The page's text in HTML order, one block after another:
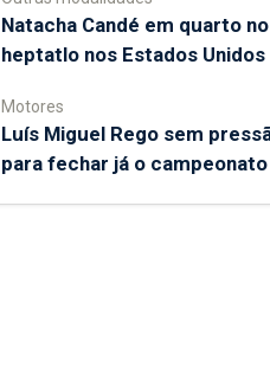
Natacha Candé em quarto no
heptatlo nos Estados Unidos
Motores
Luís Miguel Rego sem
para fechar já o campeonato